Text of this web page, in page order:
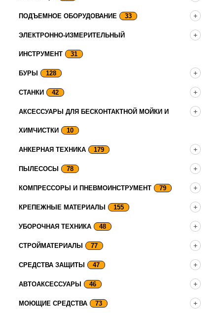
ПОДЪЕМНОЕ ОБОРУДОВАНИЕ 33
ЭЛЕКТРОННО-ИЗМЕРИТЕЛЬНЫЙ
ИНСТРУМЕНТ 31
БУРЫ 128
СТАНКИ 42
АКСЕССУАРЫ ДЛЯ БЕСКОНТАКТНОЙ МОЙКИ И
ХИМЧИСТКИ 10
АНКЕРНАЯ ТЕХНИКА 179
ПЫЛЕСОСЫ 78
КОМПРЕССОРЫ И ПНЕВМОИНСТРУМЕНТ 79
КРЕПЕЖНЫЕ МАТЕРИАЛЫ 155
УБОРОЧНАЯ ТЕХНИКА 48
СТРОЙМАТЕРИАЛЫ 77
СРЕДСТВА ЗАЩИТЫ 47
АВТОАКСЕССУАРЫ 46
МОЮЩИЕ СРЕДСТВА 73